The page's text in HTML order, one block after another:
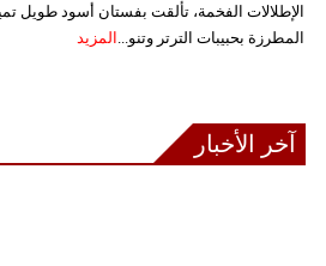
الإطلالات الفخمة، تألقت بفستان أسود طويل
المطرزة بحبيبات الترتر وتنو...
المزيد
آخر الأخبار